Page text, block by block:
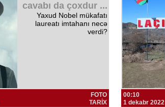
cavabı da çoxdur ...
Yaxud Nobel mükafatı
laureatı imtahanı necə
verdi?
FOTO
TARİX
00:10
1 dekabr 2022